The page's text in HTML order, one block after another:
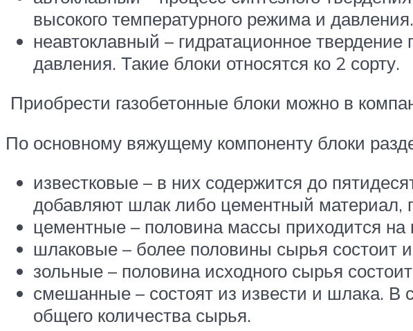
высокого температурного режима и
неавтоклавный – гидратационное
давления. Такие блоки относятся ко 2 сорту.
Приобрести газобетонные блоки можно в
По основному вяжущему компоненту блоки
известковые – в них содержится до
добавляют шлак либо цементный материал,
цементные – половина массы приходится на
шлаковые – более половины сырья состоит
зольные – половина исходного сырья
смешанные – состоят из извести и шлака. В
общего количества сырья.